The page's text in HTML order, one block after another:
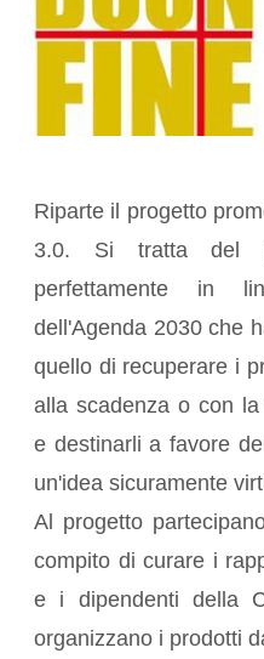
Riparte il progetto
3.0. Si tratta del
perfettamente in
dell'Agenda 2030 che
quello di recuperare i
alla scadenza o con
e destinarli a favore
un'idea sicuramente
Al progetto
compito di curare i
e i dipendenti della
organizzano i prodotti